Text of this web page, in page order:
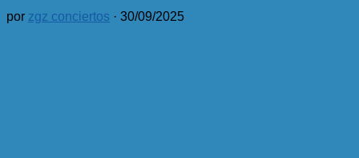
por zgz conciertos · 30/09/2025